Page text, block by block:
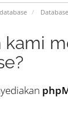
Database
kami